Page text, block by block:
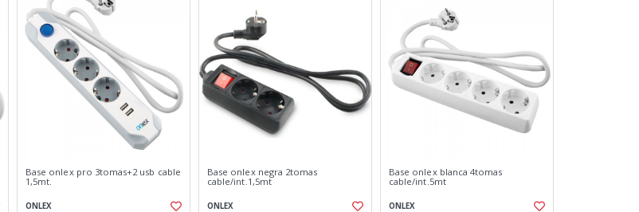
Base onlex pro 3tomas+2 usb cable
1,5mt.
ONLEX
Base onlex negra 2tomas
cable/int.1,5mt
ONLEX
Base onlex blanca 4tomas
cable/int.5mt
ONLEX